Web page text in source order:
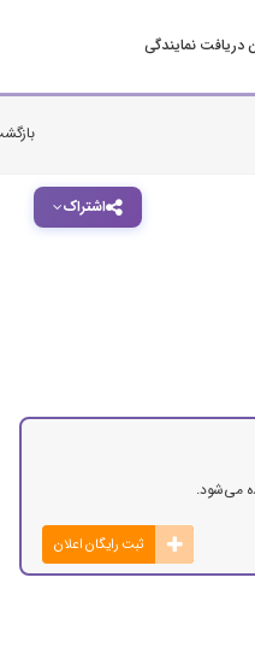
دریافت نمایندگی
اشتراک
می‌شود.
ثبت رایگان اعلان